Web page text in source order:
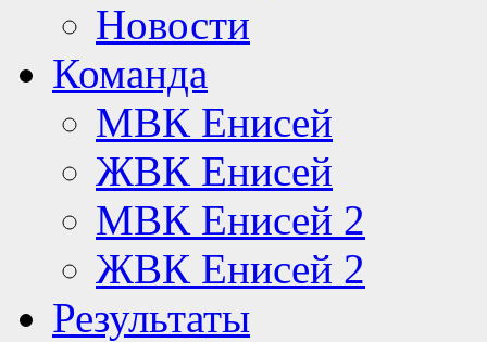
Новости
Команда
МВК Енисей
ЖВК Енисей
МВК Енисей 2
ЖВК Енисей 2
Результаты